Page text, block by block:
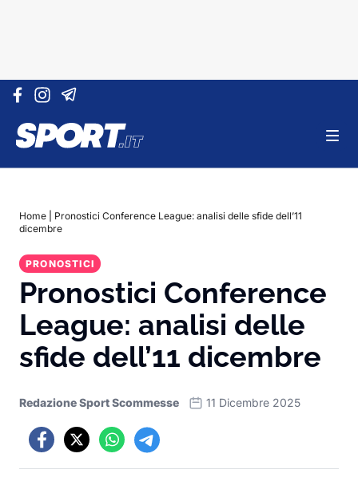
Vai al contenuto
Home
Pronostici Conference League: analisi delle sfide dell’11
dicembre
PRONOSTICI
Pronostici Conference
League: analisi delle
sfide dell’11 dicembre
Redazione Sport Scommesse 11 Dicembre 2025